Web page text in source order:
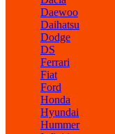
Daewoo
Daihatsu
Dodge
DS
Ferrari
Fiat
Ford
Honda
Hyundai
Hummer